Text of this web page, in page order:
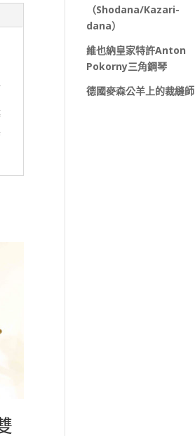
（Shodana/Kazari-
dana）
維也納皇家特許Anton
Pokorny三角鋼琴
德國麥森公羊上的裁縫師